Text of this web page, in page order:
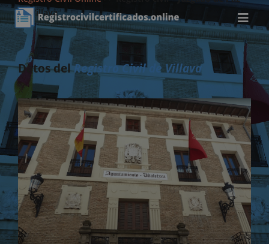
de Villava
Datos delRegistro Civil de Villava